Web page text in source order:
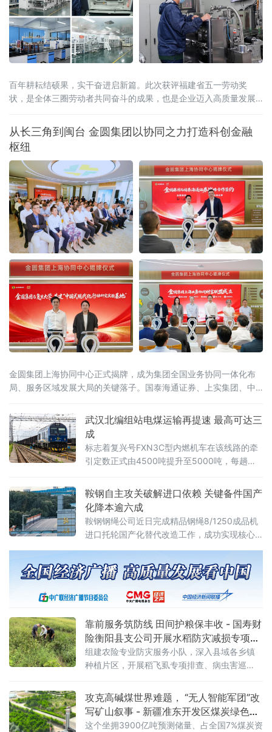
百年耕耘结硕果，实干奋进启新篇。此次获评福建省五一劳动奖
状，是全体三圈劳动者共同奋斗的成果，也是企业迈入高质量发展
从长三角到闽台 金圆集团以协同之力打造科创金融
枢纽
金圆集团上海协同中心正式揭牌，成为集团全国业务协同一体化布
局、服务区域发展大局的关键落子。国泰海通证券、上实集团、中
家金融机构，复旦大学、宁德时代等多家高校智库及产业合作伙伴
到场见证。上海是金融改革开放的前沿阵地，正加快推进上海国际
金融中心建设和长三角一体化发
武汉北编组站电煤运输再提速 最高可达三
成
标志着复兴号FXN3C型内燃机车在该线路的牵
引定数正式由4500吨提升至5000吨，每趟车
号FXN3C型内燃机车是我国自主研发的新一代
干线货运主力装备。2025年12月8日，
鞍钢自主攻关破解进口依赖 关键备件国产
化降本逾六成
鞍钢钢绳公司近日完成精品钢绳8/1250成品机
进口托轮国产化替代改造工作，成功实现核心
行提供坚实硬件保障。此举标志着鞍钢在关键
零部件国产化攻关领域取得新突破。据介绍，
8/1250成品机是该公司精品钢丝绳生产的核心
设备，其配套托轮此前长期依赖进口。进口托
引发产线停机，长期制约设备运行效
靠前服务筑防线 田间护粮保丰收 - 国寿财
险衡阳县支公司开展水稻防灾减损专项行
动
组建农险专业防灾服务小队，深入县域各乡镇
种植片区，开展稻飞虱专项排查、病虫害巡
行动，将风控关口前移，变灾后被动理赔为灾
前主动防控，全力守护农户种粮收益。 在田间
地头，工作
攻克高碱煤世界难题， “无人智能军团”改
写矿山叙事 - 新疆准东开发区煤炭绿色智
能转型驶入深水区
这个坐拥3900亿吨预测储量、占全国7%煤炭资